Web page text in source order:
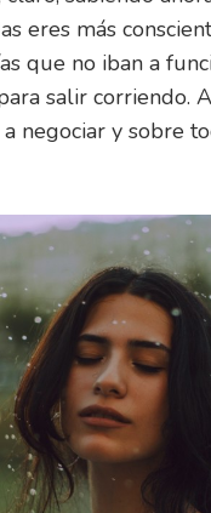
eres más
que no iban a
salir corriendo.
negociar y sobre